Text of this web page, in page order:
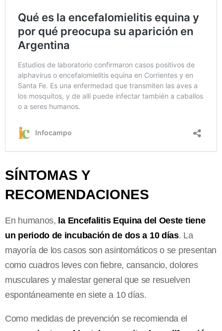
SÍNTOMAS Y
RECOMENDACIONES
En humanos, la Encefalitis Equina del Oeste tiene
un periodo de incubación de dos a 10 días. La
mayoría de los casos son asintomáticos o se presentan
como cuadros leves con fiebre, cansancio, dolores
musculares y malestar general que se resuelven
espontáneamente en siete a 10 días.
Como medidas de prevención se recomienda el